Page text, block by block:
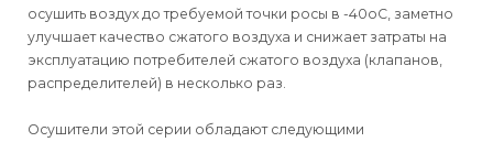
осушить воздух до требуемой точки росы в -40оС, заметно
улучшает качество сжатого воздуха и снижает затраты на
эксплуатацию потребителей сжатого воздуха (клапанов,
распределителей) в несколько раз.
Осушители этой серии обладают следующими